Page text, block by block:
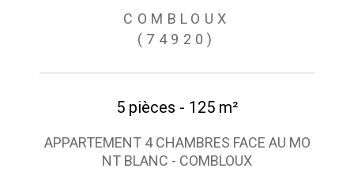
COMBLOUX
(74920)
5 pièces - 125 m²
APPARTEMENT 4 CHAMBRES FACE AU MO
NT BLANC - COMBLOUX